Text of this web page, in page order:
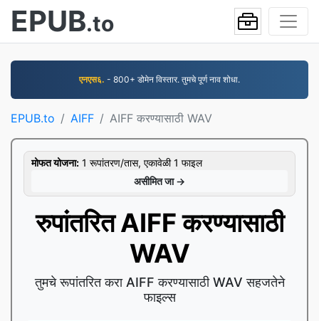
EPUB.to
एनएस६. - 800+ डोमेन विस्तार. तुमचे पूर्ण नाव शोधा.
EPUB.to AIFF AIFF करण्यासाठी WAV
मोफत योजना: 1 रूपांतरण/तास, एकावेळी 1 फाइल
असीमित जा →
रुपांतरित AIFF करण्यासाठी
WAV
तुमचे रूपांतरित करा AIFF करण्यासाठी WAV सहजतेने
फाइल्स